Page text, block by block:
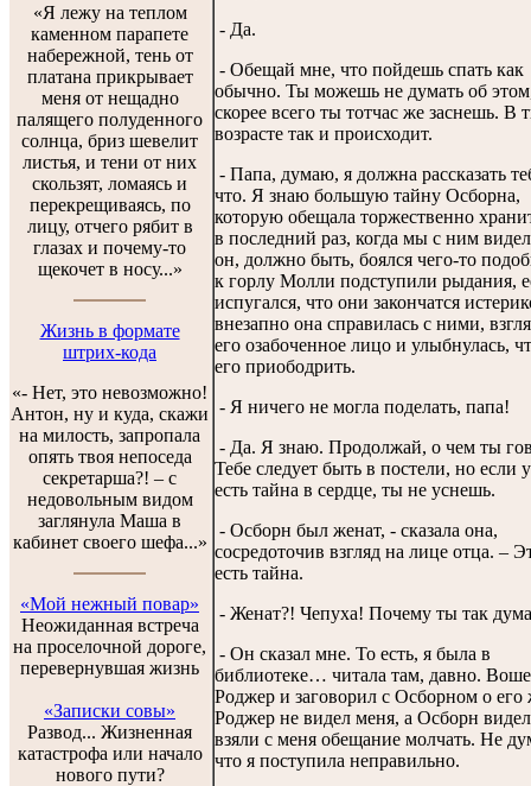
«Я лежу на теплом
каменном парапете
набережной, тень от
платана прикрывает
меня от нещадно
палящего полуденного
солнца, бриз шевелит
листья, и тени от них
скользят, ломаясь и
перекрещиваясь, по
лицу, отчего рябит в
глазах и почему-то
щекочет в носу...»
Жизнь в формате
штрих-кода
«- Нет, это невозможно!
Антон, ну и куда, скажи
на милость, запропала
опять твоя непоседа
секретарша?! – с
недовольным видом
заглянула Маша в
кабинет своего шефа...»
«Мой нежный повар»
Неожиданная встреча
на проселочной дороге,
перевернувшая жизнь
«Записки совы»
Развод... Жизненная
катастрофа или начало
нового пути?
- Да.
- Обещай мне, что пойдешь спать как
обычно. Ты можешь не думать об
скорее всего ты тотчас же заснешь. В
возрасте так и происходит.
- Папа, думаю, я должна рассказать
что. Я знаю большую тайну Осборна,
которую обещала торжественно
в последний раз, когда мы с ним
он, должно быть, боялся чего-то
к горлу Молли подступили рыдания,
испугался, что они закончатся
внезапно она справилась с ними,
его озабоченное лицо и улыбнулась,
его приободрить.
- Я ничего не могла поделать, папа!
- Да. Я знаю. Продолжай, о чем ты
Тебе следует быть в постели, но если
есть тайна в сердце, ты не уснешь.
- Осборн был женат, - сказала она,
сосредоточив взгляд на лице отца. –
есть тайна.
- Женат?! Чепуха! Почему ты так
- Он сказал мне. То есть, я была в
библиотеке… читала там, давно.
Роджер и заговорил с Осборном о его
Роджер не видел меня, а Осборн
взяли с меня обещание молчать. Не
что я поступила неправильно.